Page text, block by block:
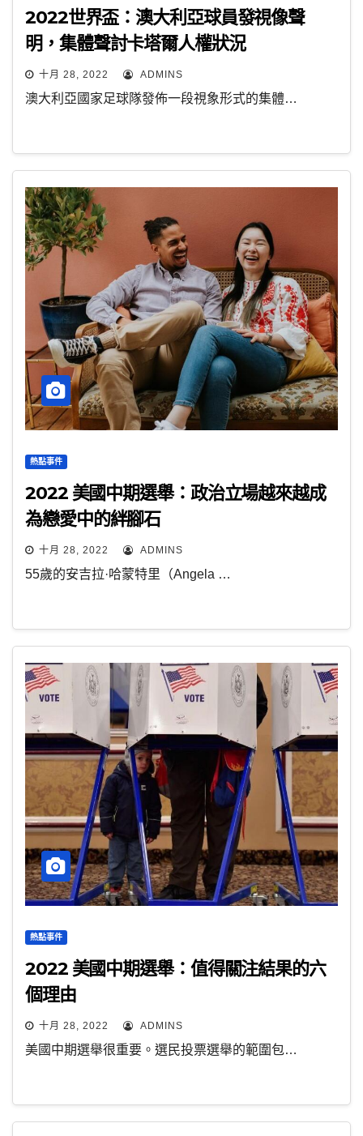
2022世界盃：澳大利亞球員發視像聲
明，集體聲討卡塔爾人權狀況
十月 28, 2022 ADMINS
澳大利亞國家足球隊發佈一段視象形式的集體…
熱點事件
2022 美國中期選舉：政治立場越來越成
為戀愛中的絆腳石
十月 28, 2022 ADMINS
55歲的安吉拉·哈蒙特里（Angela …
熱點事件
2022 美國中期選舉：值得關注結果的六
個理由
十月 28, 2022 ADMINS
美國中期選舉很重要。選民投票選舉的範圍包…